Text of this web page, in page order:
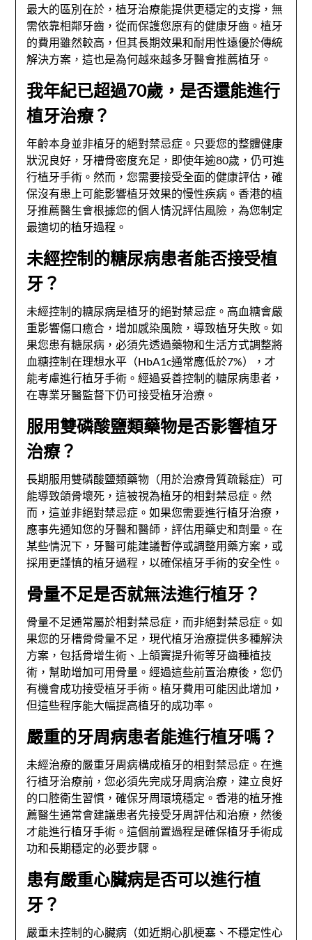
最大的區別在於，植牙治療能提供更穩定的支撐，無
需依靠相鄰牙齒，從而保護您原有的健康牙齒。植牙
的費用雖然較高，但其長期效果和耐用性遠優於傳統
解決方案，這也是為何越來越多牙醫會推薦植牙。
我年紀已超過70歲，是否還能進行
植牙治療？
年齡本身並非植牙的絕對禁忌症。只要您的整體健康
狀況良好，牙槽骨密度充足，即使年逾80歲，仍可進
行植牙手術。然而，您需要接受全面的健康評估，確
保沒有患上可能影響植牙效果的慢性疾病。香港的植
牙推薦醫生會根據您的個人情況評估風險，為您制定
最適切的植牙過程。
未經控制的糖尿病患者能否接受植
牙？
未經控制的糖尿病是植牙的絕對禁忌症。高血糖會嚴
重影響傷口癒合，增加感染風險，導致植牙失敗。如
果您患有糖尿病，必須先透過藥物和生活方式調整將
血糖控制在理想水平（HbA1c通常應低於7%），才
能考慮進行植牙手術。經過妥善控制的糖尿病患者，
在專業牙醫監督下仍可接受植牙治療。
服用雙磷酸鹽類藥物是否影響植牙
治療？
長期服用雙磷酸鹽類藥物（用於治療骨質疏鬆症）可
能導致頜骨壞死，這被視為植牙的相對禁忌症。然
而，這並非絕對禁忌症。如果您需要進行植牙治療，
應事先通知您的牙醫和醫師，評估用藥史和劑量。在
某些情況下，牙醫可能建議暫停或調整用藥方案，或
採用更謹慎的植牙過程，以確保植牙手術的安全性。
骨量不足是否就無法進行植牙？
骨量不足通常屬於相對禁忌症，而非絕對禁忌症。如
果您的牙槽骨骨量不足，現代植牙治療提供多種解決
方案，包括骨增生術、上頜竇提升術等牙齒種植技
術，幫助增加可用骨量。經過這些前置治療後，您仍
有機會成功接受植牙手術。植牙費用可能因此增加，
但這些程序能大幅提高植牙的成功率。
嚴重的牙周病患者能進行植牙嗎？
未經治療的嚴重牙周病構成植牙的相對禁忌症。在進
行植牙治療前，您必須先完成牙周病治療，建立良好
的口腔衛生習慣，確保牙周環境穩定。香港的植牙推
薦醫生通常會建議患者先接受牙周評估和治療，然後
才能進行植牙手術。這個前置過程是確保植牙手術成
功和長期穩定的必要步驟。
患有嚴重心臟病是否可以進行植
牙？
嚴重未控制的心臟病（如近期心肌梗塞、不穩定性心